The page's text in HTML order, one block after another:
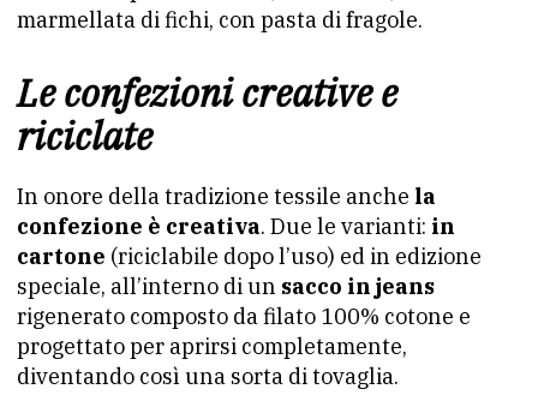
marmellata di fichi, con pasta di fragole.
Le confezioni creative e
riciclate
In onore della tradizione tessile anche la
confezione è creativa. Due le varianti: in
cartone (riciclabile dopo l’uso) ed in edizione
speciale, all’interno di un sacco in jeans
rigenerato composto da filato 100% cotone e
progettato per aprirsi completamente,
diventando così una sorta di tovaglia.